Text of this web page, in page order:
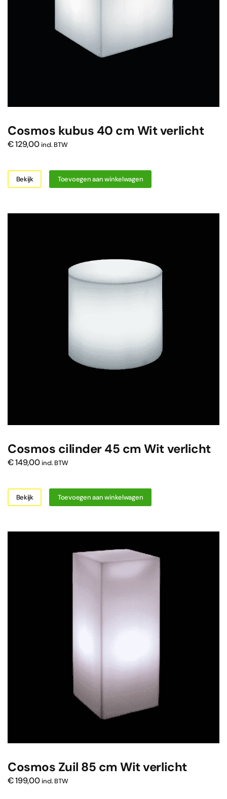
Cosmos kubus 40 cm Wit verlicht
€129,00 incl. BTW
Bekijk Toevoegen aan winkelwagen
Cosmos cilinder 45 cm Wit verlicht
€149,00 incl. BTW
Bekijk Toevoegen aan winkelwagen
Cosmos Zuil 85 cm Wit verlicht
€199,00 incl. BTW